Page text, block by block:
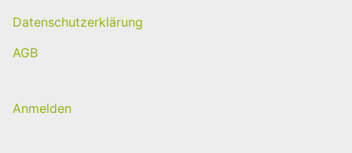
Datenschutzerklärung
AGB
Anmelden